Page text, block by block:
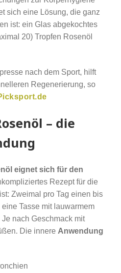
sich eine Lösung, die ganz
ist: ein Glas abgekochtes
20) Tropfen Rosenöl
nach dem Sport, hilft
Regenerierung, so
– die
eignet sich für den
Rezept für die
Zweimal pro Tag einen bis
Tasse mit lauwarmem
nach Geschmack mit
Die innere Anwendung